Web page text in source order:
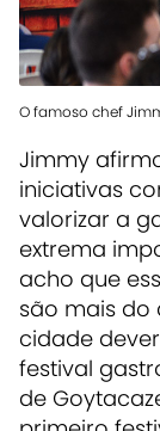
O famoso chef
Jimmy
iniciativas
valorizar a
extrema
acho que
são mais do
cidade
festival
de